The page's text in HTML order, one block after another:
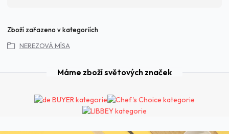
Zboží zařazeno v kategoriích
NEREZOVÁ MÍSA
Máme zboží světových značek